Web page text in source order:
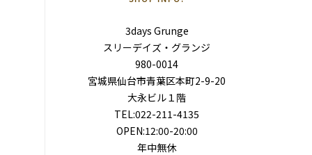
3days Grunge
スリーデイズ・グランジ
980-0014
宮城県仙台市青葉区本町2-9-20
大永ビル１階
TEL:022-211-4135
OPEN:12:00-20:00
年中無休